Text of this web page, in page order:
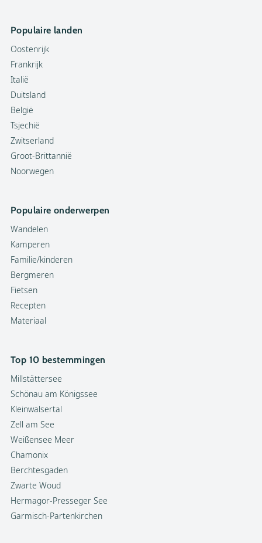
Populaire landen
Oostenrijk
Frankrijk
Italië
Duitsland
België
Tsjechië
Zwitserland
Groot-Brittannië
Noorwegen
Populaire onderwerpen
Wandelen
Kamperen
Familie/kinderen
Bergmeren
Fietsen
Recepten
Materiaal
Top 10 bestemmingen
Millstättersee
Schönau am Königssee
Kleinwalsertal
Zell am See
Weißensee Meer
Chamonix
Berchtesgaden
Zwarte Woud
Hermagor-Presseger See
Garmisch-Partenkirchen